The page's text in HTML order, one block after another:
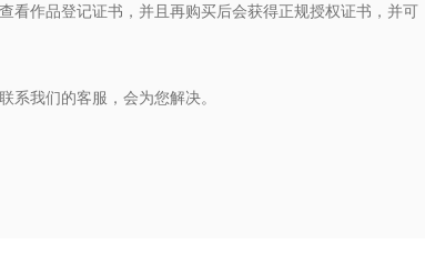
看作品登记证书，并且再购买后会获得正规授权证书，并可
系我们的客服，会为您解决。